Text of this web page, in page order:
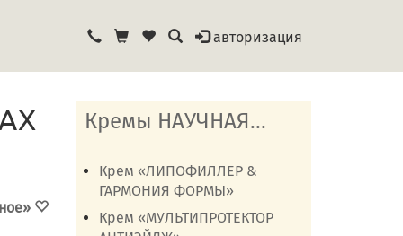
авторизация
Кремы НАУЧНАЯ...
Крем «ЛИПОФИЛЛЕР &
ГАРМОНИЯ ФОРМЫ»
Крем «МУЛЬТИПРОТЕКТОР